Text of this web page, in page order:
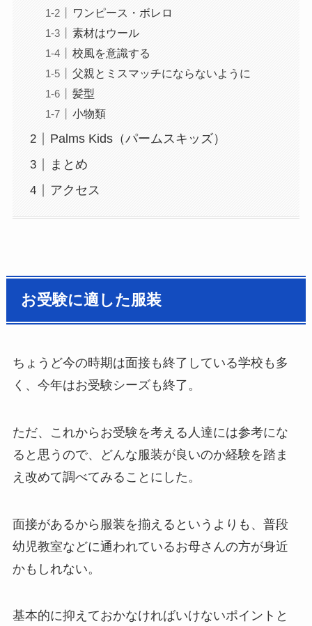
ワンピース・ボレロ
素材はウール
校風を意識する
父親とミスマッチにならないように
髪型
小物類
Palms Kids（パームスキッズ）
まとめ
アクセス
お受験に適した服装
ちょうど今の時期は面接も終了している学校も多
く、今年はお受験シーズも終了。
ただ、これからお受験を考える人達には参考にな
ると思うので、どんな服装が良いのか経験を踏ま
え改めて調べてみることにした。
面接があるから服装を揃えるというよりも、普段
幼児教室などに通われているお母さんの方が身近
かもしれない。
基本的に抑えておかなければいけないポイントと